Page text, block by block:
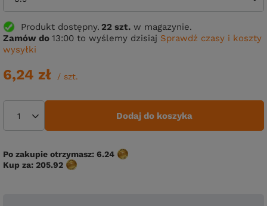
Produkt dostępny 22 szt. w magazynie.
Zamów do 13:00 to wyślemy dzisiaj Sprawdź czasy i koszty
wysyłki
6,24 zł / szt.
Dodaj do koszyka
Po zakupie otrzymasz: 6.24
Kup za: 205.92